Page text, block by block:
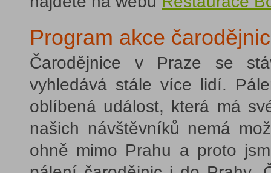
Program akce
Čarodějnice v Praze se
vyhledává stále více lidí.
oblíbená událost, která má
našich návštěvníků nemá
ohně mimo Prahu a proto